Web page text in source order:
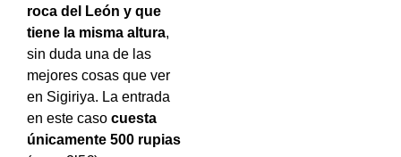
roca del León y que
tiene la misma altura,
sin duda una de las
mejores cosas que ver
en Sigiriya. La entrada
en este caso cuesta
únicamente 500 rupias